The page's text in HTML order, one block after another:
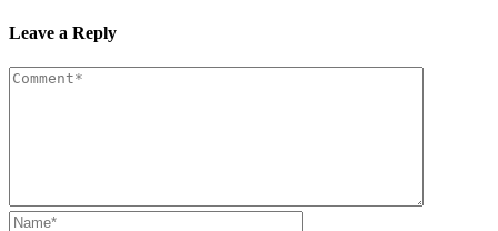
Leave a Reply